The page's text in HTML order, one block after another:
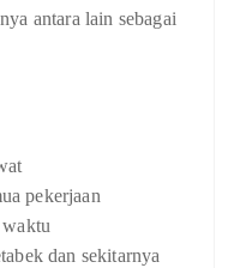
antara lain sebagai
pekerjaan
waktu
dan sekitarnya